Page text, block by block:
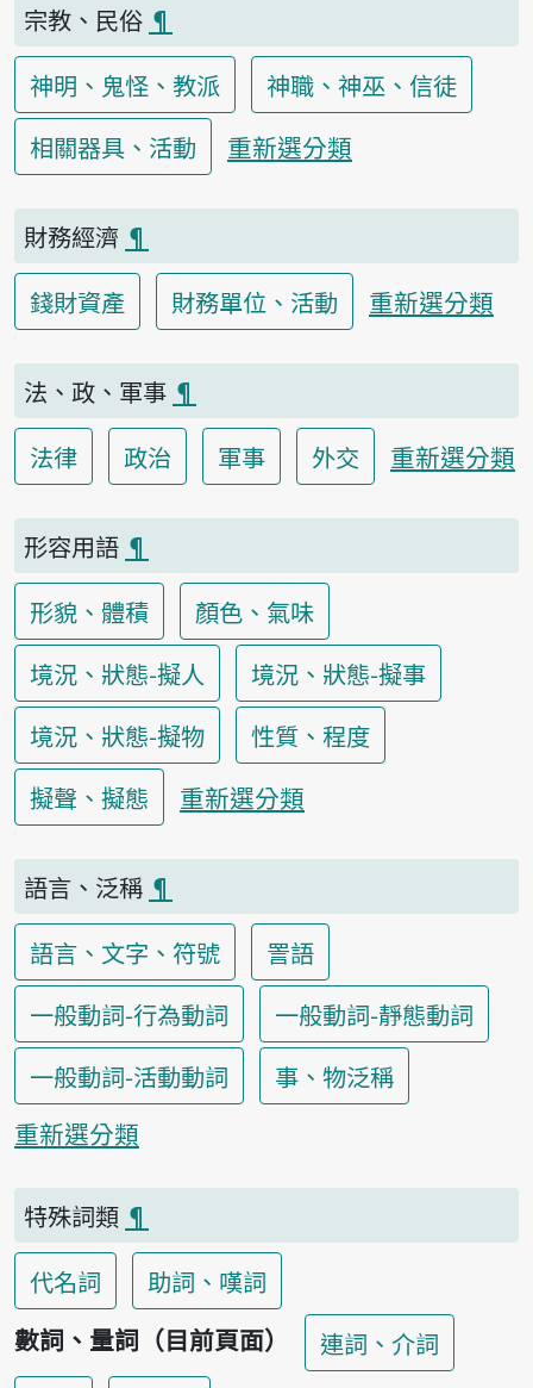
宗教、民俗 ¶
神明、鬼怪、教派
神職、神巫、信徒
相關器具、活動
重新選分類
財務經濟 ¶
錢財資產
財務單位、活動 重新選分類
法、政、軍事 ¶
法律
政治 軍事 外交 重新選分類
形容用語 ¶
形貌、體積
顏色、氣味
境況、狀態-擬人
境況、狀態-擬事
境況、狀態-擬物
性質、程度
擬聲、擬態
重新選分類
語言、泛稱 ¶
語言、文字、符號
詈語
一般動詞-行為動詞
一般動詞-靜態動詞
一般動詞-活動動詞
事、物泛稱
重新選分類
特殊詞類 ¶
代名詞
助詞、嘆詞
數詞、量詞（目前頁面）
連詞、介詞